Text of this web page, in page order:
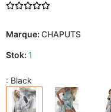
Marque: CHAPUTS
Stok: 1
: Black